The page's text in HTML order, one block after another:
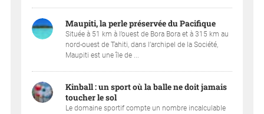
Maupiti, la perle préservée du Pacifique
Située à 51 km à l’ouest de Bora Bora et à 315 km au
nord-ouest de Tahiti, dans l’archipel de la Société,
Maupiti est une île de ...
Kinball : un sport où la balle ne doit jamais
toucher le sol
Le domaine sportif compte un nombre incalculable